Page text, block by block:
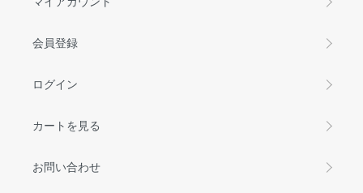
会員登録
ログイン
カートを見る
お問い合わせ